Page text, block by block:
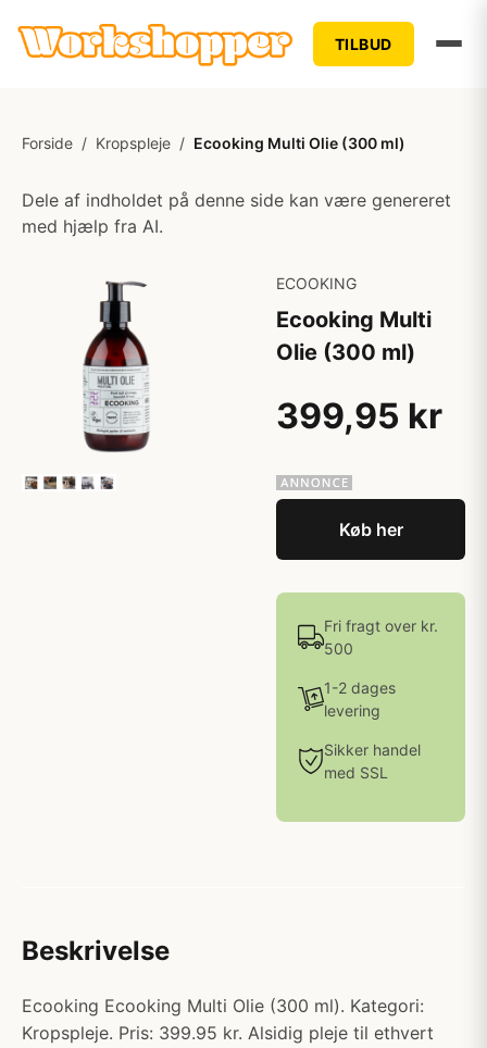
TILBUD
Forside / Kropspleje / Ecooking Multi Olie (300 ml)
Dele af indholdet på denne side kan være genereret
med hjælp fra AI.
ECOOKING
Ecooking Multi
Olie (300 ml)
399,95 kr
Køb her
Fri fragt over kr.
500
1-2 dages
levering
Sikker handel
med SSL
Beskrivelse
Ecooking Ecooking Multi Olie (300 ml). Kategori:
Kropspleje. Pris: 399.95 kr. Alsidig pleje til ethvert